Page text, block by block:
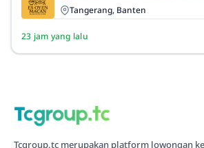
Tangerang, Banten
23 jam yang lalu
Tcgroup.tc merupakan platform lowongan